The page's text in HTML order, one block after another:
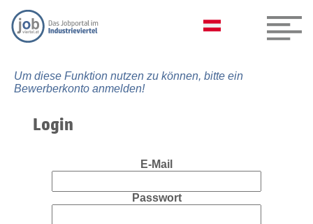
Um diese Funktion nutzen zu können, bitte ein
Bewerberkonto anmelden!
Login
E-Mail
Passwort